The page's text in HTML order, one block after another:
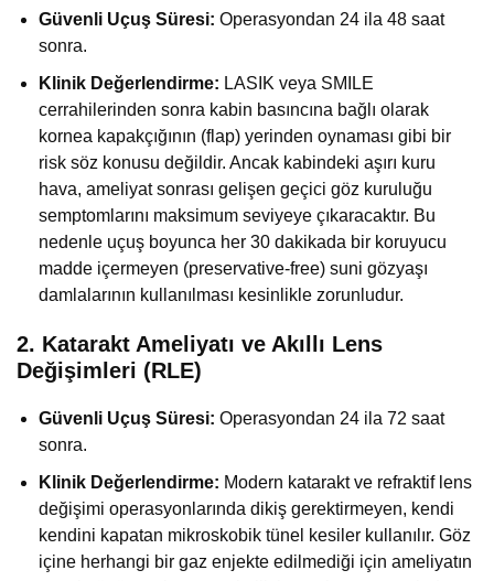
Güvenli Uçuş Süresi: Operasyondan 24 ila 48 saat
sonra.
Klinik Değerlendirme: LASIK veya SMILE
cerrahilerinden sonra kabin basıncına bağlı olarak
kornea kapakçığının (flap) yerinden oynaması gibi bir
risk söz konusu değildir. Ancak kabindeki aşırı kuru
hava, ameliyat sonrası gelişen geçici göz kuruluğu
semptomlarını maksimum seviyeye çıkaracaktır. Bu
nedenle uçuş boyunca her 30 dakikada bir koruyucu
madde içermeyen (preservative-free) suni gözyaşı
damlalarının kullanılması kesinlikle zorunludur.
2. Katarakt Ameliyatı ve Akıllı Lens
Değişimleri (RLE)
Güvenli Uçuş Süresi: Operasyondan 24 ila 72 saat
sonra.
Klinik Değerlendirme: Modern katarakt ve refraktif lens
değişimi operasyonlarında dikiş gerektirmeyen, kendi
kendini kapatan mikroskobik tünel kesiler kullanılır. Göz
içine herhangi bir gaz enjekte edilmediği için ameliyatın